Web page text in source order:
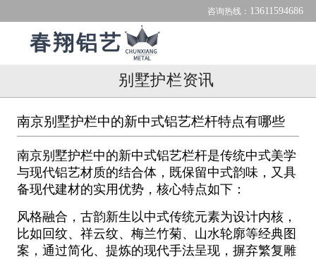
咨询热线： 13611594686
春翔铝艺
别墅护栏资讯
南京别墅护栏中的新中式铝艺栏杆特点有哪些
南京别墅护栏中的新中式铝艺栏杆是传统中式美学
与现代铝艺材质的结合体，既保留中式韵味，又具
备现代建材的实用优势，核心特点如下：
风格融合，古韵新生以中式传统元素为设计内核，
比如回纹、祥云纹、梅兰竹菊、山水轮廓等经典图
案，通过简化、提炼的现代手法呈现，摒弃繁复雕